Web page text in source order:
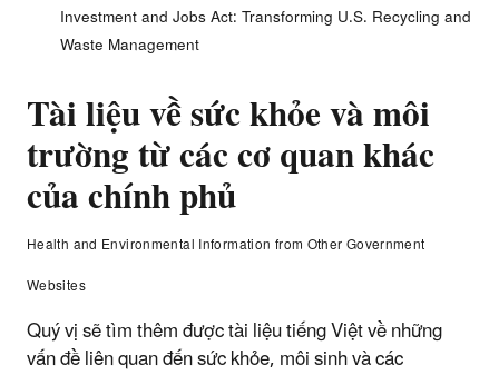
Investment and Jobs Act: Transforming U.S. Recycling and
Waste Management
Tài liệu về sức khỏe và môi
trường từ các cơ quan khác
của chính phủ
Health and Environmental Information from Other Government
Websites
Quý vị sẽ tìm thêm được tài liệu tiếng Việt về những
vấn đề liên quan đến sức khỏe, môi sinh và các